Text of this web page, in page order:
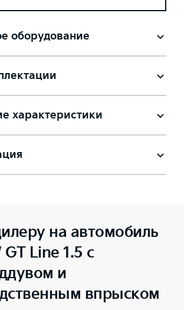
оборудование
характеристики
на автомобиль
GT Line 1.5 с
и
впрыском